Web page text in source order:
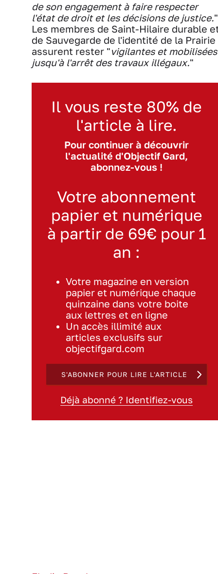
de son engagement à faire respecter
l'état de droit et les décisions de justice."
Les membres de Saint-Hilaire durable
de Sauvegarde de l'identité de la Prairie
assurent rester "vigilantes et mobilisées
jusqu'à l'arrêt des travaux illégaux."
Il vous reste 80% de
l'article à lire.
Pour continuer à découvrir
l'actualité d'Objectif Gard,
abonnez-vous !
Votre abonnement
papier et numérique
à partir de 69€ pour 1
an :
Votre magazine en version
papier et numérique chaque
quinzaine dans votre boite
aux lettres et en ligne
Un accès illimité aux
articles exclusifs sur
objectifgard.com
S'ABONNER POUR LIRE L'ARTICLE
Déjà abonné ? Identifiez-vous